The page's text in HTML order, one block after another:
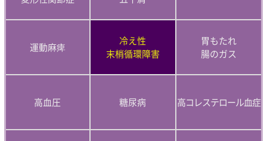
運動麻痺
冷え性
末梢循環障害
胃もたれ
腸のガス
高血圧 糖尿病 高コレステロール血症